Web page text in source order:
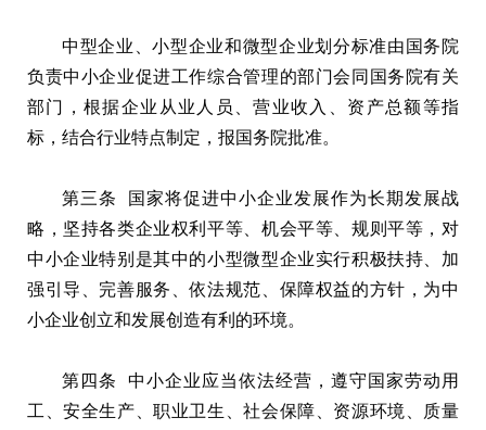
中型企业、小型企业和微型企业划分标准由国务院
负责中小企业促进工作综合管理的部门会同国务院有关
部门，根据企业从业人员、营业收入、资产总额等指
标，结合行业特点制定，报国务院批准。
第三条 国家将促进中小企业发展作为长期发展战
略，坚持各类企业权利平等、机会平等、规则平等，对
中小企业特别是其中的小型微型企业实行积极扶持、加
强引导、完善服务、依法规范、保障权益的方针，为中
小企业创立和发展创造有利的环境。
第四条 中小企业应当依法经营，遵守国家劳动用
工、安全生产、职业卫生、社会保障、资源环境、质量